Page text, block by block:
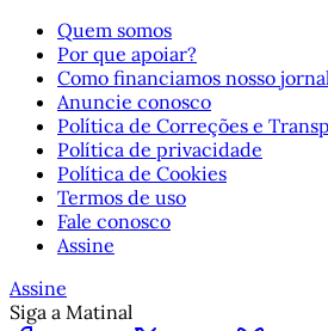
Quem somos
Por que apoiar?
Como financiamos nosso
Anuncie conosco
Política de Correções e
Política de privacidade
Política de Cookies
Termos de uso
Fale conosco
Assine
Assine
Siga a Matinal